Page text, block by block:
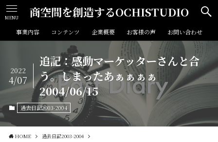
商空間を創造するOCHISTUDIO
MENU
事業内容 コンテンツ 企業概要 お客様の声 お問い合わせ
追記：感動マーケッターさんと合
う。しまったあぁぁぁぁ
2004/06/15
2022
4/07
過去日記2003-2004
HOME 過去日記2003-2004